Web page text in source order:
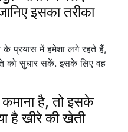
इसका तरीका
प्रयास में हमेशा लगे रहते हैं,
को सुधार सकें. इसके लिए वह
है, तो इसके
है खीरे की खेती